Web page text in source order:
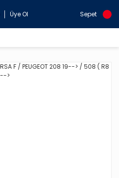
Üye Ol Sepet